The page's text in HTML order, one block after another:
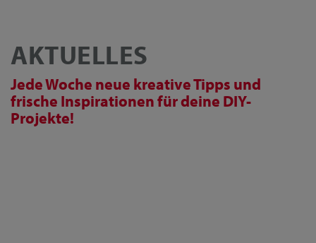
AKTUELLES
Jede Woche neue kreative Tipps und
frische Inspirationen für deine DIY-
Projekte!